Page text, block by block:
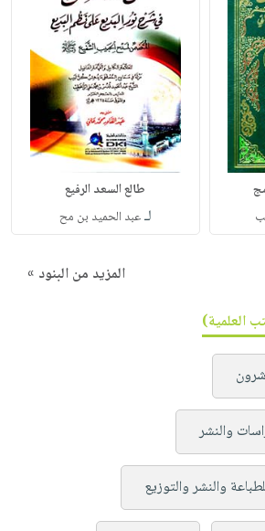
طالع السعد الرفيع
لـعبد الحميد بن مح
المزيد من البنود »
العلمية)
والنشر
والنشر والتوزيع